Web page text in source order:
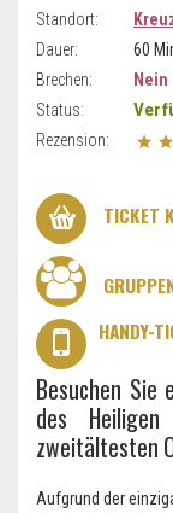
Standort:
Dauer:
60
Brechen:
Nein
Status:
Rezension:
TICKET
HANDY-
Besuchen Sie
des
zweitältesten
Aufgrund der